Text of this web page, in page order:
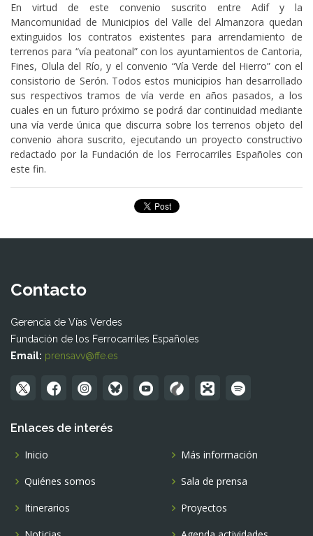
En virtud de este convenio suscrito entre Adif y la
Mancomunidad de Municipios del Valle del Almanzora quedan
extinguidos los contratos existentes para arrendamiento de
terrenos para “vía peatonal” con los ayuntamientos de Cantoria,
Fines, Olula del Río, y el convenio “Vía Verde del Hierro” con el
consistorio de Serón. Todos estos municipios han desarrollado
sus respectivos tramos de vía verde en años pasados, a los
cuales en un futuro próximo se podrá dar continuidad mediante
una vía verde única que discurra sobre los terrenos objeto del
convenio ahora suscrito, ejecutando un proyecto constructivo
redactado por la Fundación de los Ferrocarriles Españoles con
este fin.
Contacto
Gerencia de Vías Verdes
Fundación de los Ferrocarriles Españoles
Email: prensavv@ffe.es
Enlaces de interés
Inicio
Quiénes somos
Itinerarios
Más información
Sala de prensa
Proyectos